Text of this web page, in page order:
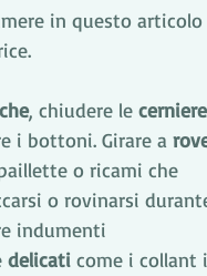
in questo
, chiudere le cerniere
i bottoni. Girare a
o ricami che
o rovinarsi
indumenti
delicati come i collant